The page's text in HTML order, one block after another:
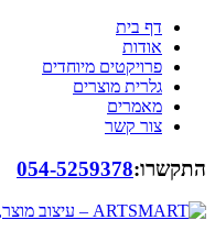
דף בית
אודות
פרויקטים מיוחדים
גלרית מוצרים
מאמרים
צור קשר
התקשרו:054-5259378